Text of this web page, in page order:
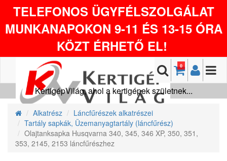
TELEFONOS ÜGYFÉLSZOLGÁLAT
MUNKANAPOKON 9-11 ÉS 13-15 ÓRA
KÖZT ÉRHETŐ EL!
0
KertigépVilág, ahol a kertigépek születnek...
Alkatrész
Láncfűrészek alkatrészei
Tartály sapkák, Üzemanyagtartály (láncfűrész)
Olajtanksapka Husqvarna 340, 345, 346 XP, 350, 351,
353, 2145, 2153 láncfűrészhez